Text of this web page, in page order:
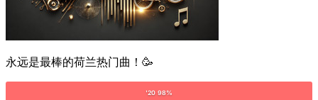
永远是最棒的荷兰热门曲！🥳
'20 98%